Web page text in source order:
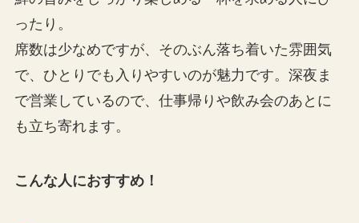
ったり。
席数は少なめですが、そのぶん落ち着いた雰囲気
で、ひとりでも入りやすいのが魅力です。深夜ま
で営業しているので、仕事帰りや飲み会のあとに
も立ち寄れます。
こんな人におすすめ！